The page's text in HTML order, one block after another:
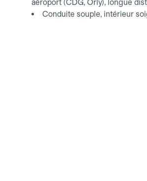
aéroport (CDG, Orly), longue
Conduite souple, intérieur